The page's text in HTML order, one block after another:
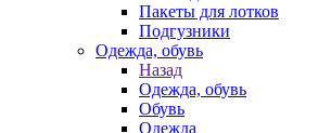
Пакеты для лотков
Подгузники
Одежда, обувь
Назад
Одежда, обувь
Обувь
Одежда